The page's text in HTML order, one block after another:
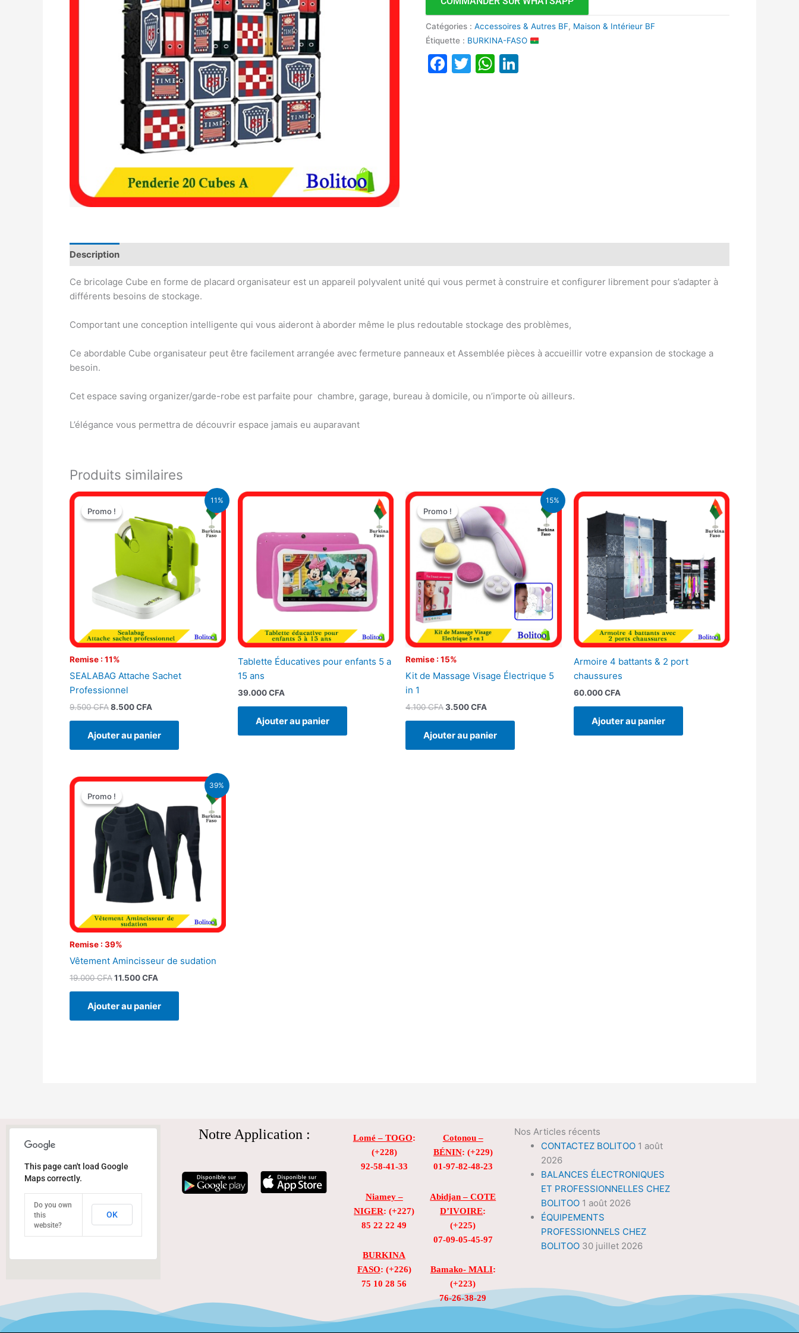
Catégories :Accessoires & Autres BF, Maison & Intérieur BF
Étiquette : BURKINA-FASO
Facebook
TwitterWhatsApp
Description
Ce bricolage Cube en forme de placard organisateur est un appareil polyvalent unité qui vous permet à construire et configurer librement pour s’adapter à
différents besoins de stockage.
Comportant une conception intelligente qui vous aideront à aborder même le plus redoutable stockage des problèmes,
Ce abordable Cube organisateur peut être facilement arrangée avec fermeture panneaux et Assemblée pièces à accueillir votre expansion de stockage a
besoin.
Cet espace saving organizer/garde-robe est parfaite pour chambre, garage, bureau à domicile, ou n’importe où ailleurs.
L’élégance vous permettra de découvrir espace jamais eu auparavant
Produits similaires
11%
Promo !
Remise : 11%
Promo !
SEALABAG Attache Sachet
Professionnel
9.500CFA
Le
initial
était :
9.500 CFA.
8.500CFA
Le
est :
8.500 CFA.
Ajouter au panier
Tablette Éducatives pour enfants 5 a
15 ans
39.000CFA
Ajouter au panier
15%
Promo !
Remise : 15%
Promo !
Kit de Massage Visage Électrique 5
in 1
4.100CFA
Le
initial
était :
4.100 CFA.
3.500CFA
Le
prix
actuel
est :
3.500 CFA.
Ajouter au panier
Armoire 4 battants & 2 port
chaussures
60.000CFA
Ajouter au panier
39%
Promo !
Remise : 39%
Promo !
Vêtement Amincisseur de sudation
19.000CFA
Le
initial
était :
19.000 CFA.
11.500CFA
Le
est :
11.500 CFA.
Ajouter au panier
This page can't load Google
Maps correctly.
Do you own
this
website?
OK
Notre Application : Lomé – TOGO:
(+228)
92-58-41-33
Niamey –
NIGER: (+227)
85 22 22 49
BURKINA
FASO: (+226)
75 10 28 56
Cotonou –
BÉNIN: (+229)
01-97-82-48-23
Abidjan – COTE
D’IVOIRE:
(+225)
07-09-05-45-97
Bamako- MALI:
(+223)
76-26-38-29
Nos Articles récents
CONTACTEZ BOLITOO 1 août
2026
BALANCES ÉLECTRONIQUES
ET PROFESSIONNELLES CHEZ
BOLITOO 1 août 2026
ÉQUIPEMENTS
PROFESSIONNELS CHEZ
BOLITOO 30 juillet 2026